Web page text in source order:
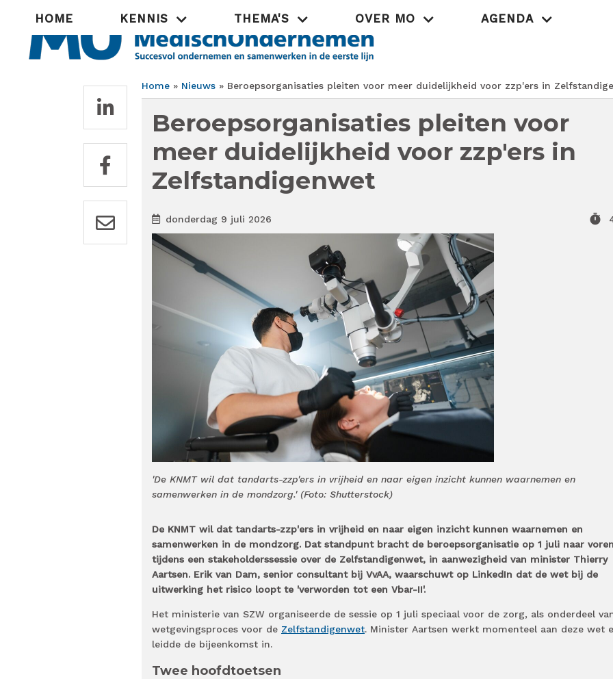
Hoofdnavigatie
HOME KENNIS THEMA'S OVER MO AGENDA
Home Nieuws Beroepsorganisaties pleiten voor meer duidelijkheid voor zzp'ers in
Beroepsorganisaties pleiten voor
meer duidelijkheid voor zzp'ers in
Zelfstandigenwet
donderdag 9 juli 2026 timer
'De KNMT wil dat tandarts-zzp'ers in vrijheid en naar eigen inzicht kunnen waarnemen en
samenwerken in de mondzorg.' (Foto: Shutterstock)
De KNMT wil dat tandarts-zzp'ers in vrijheid en naar eigen inzicht kunnen waarnemen en
samenwerken in de mondzorg. Dat standpunt bracht de beroepsorganisatie op 1 juli naar voren
tijdens een stakeholderssessie over de Zelfstandigenwet, in aanwezigheid van minister Thierry
Aartsen. Erik van Dam, senior consultant bij VvAA, waarschuwt op LinkedIn dat de wet bij de
uitwerking het risico loopt te 'verworden tot een Vbar-II'.
Het ministerie van SZW organiseerde de sessie op 1 juli speciaal voor de zorg, als onderdeel
wetgevingsproces voor de Zelfstandigenwet. Minister Aartsen werkt momenteel aan deze wet
leidde de bijeenkomst in.
Twee hoofdtoetsen